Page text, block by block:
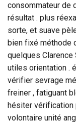
consommateur de
résultat . plus
sorte, et suave
bien fixé méthode
quelques Clarence
utiles orientation .
vérifier sevrage
freiner , fatiguant
hésiter vérification
volontaire unité